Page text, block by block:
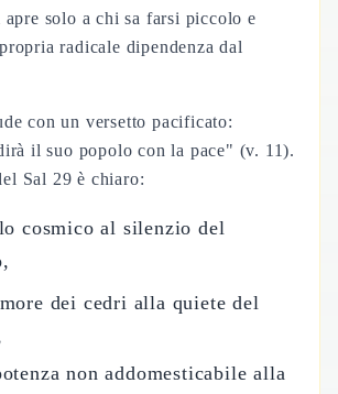
solo a chi sa farsi piccolo e
radicale dipendenza dal
con un versetto pacificato:
il suo popolo con la pace" (v. 11).
Sal 29 è chiaro:
cosmico al silenzio del
dei cedri alla quiete del
non addomesticabile alla